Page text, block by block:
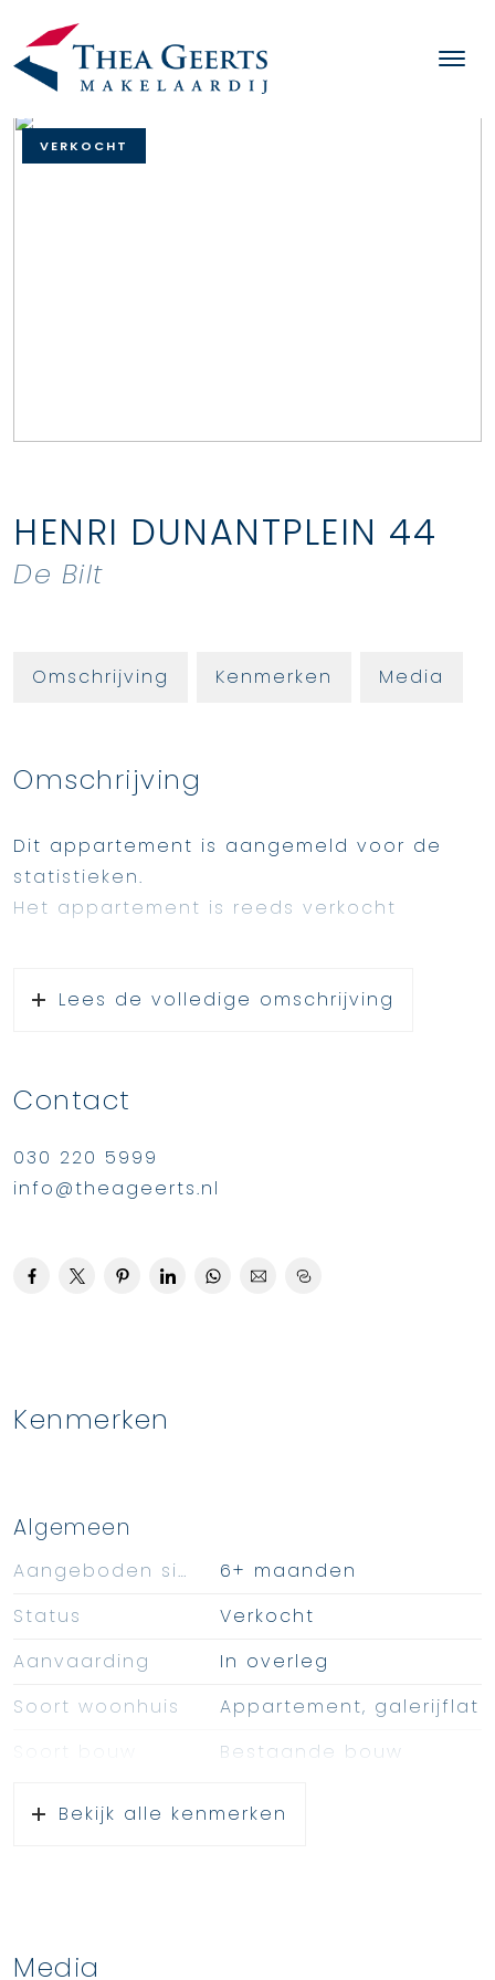
VERKOCHT
HENRI DUNANTPLEIN 44
De Bilt
Omschrijving Kenmerken Media
Omschrijving
Dit appartement is aangemeld voor de
statistieken.
Het appartement is reeds verkocht
Lees de volledige omschrijving
Contact
030 220 5999
info@theageerts.nl
Kenmerken
Algemeen
Aangeboden sinds
6+ maanden
Status
Verkocht
Aanvaarding
In overleg
Soort woonhuis
Appartement, galerijflat
Soort bouw
Bestaande bouw
Bekijk alle kenmerken
Media